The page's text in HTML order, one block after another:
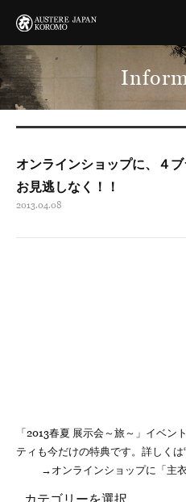
オンラインショップに、４
お見逃しなく！！
2013.04.08
「2013春夏 展示会～旅～」イベン
ティも今だけの特典です。 詳しくは
→オンラインショップに「主